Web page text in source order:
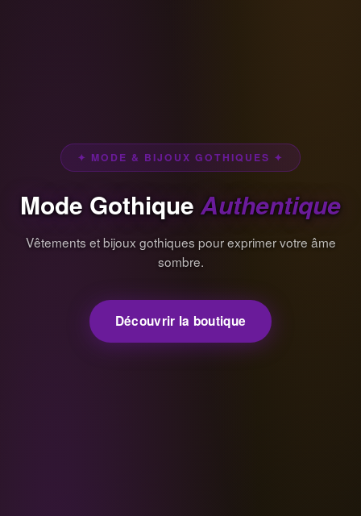
✦ MODE & BIJOUX GOTHIQUES ✦
Mode Gothique Authentique
Vêtements et bijoux gothiques pour exprimer votre âme
sombre.
Découvrir la boutique